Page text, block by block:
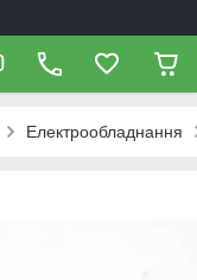
Електрообладнання